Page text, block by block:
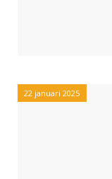
22 januari 2025